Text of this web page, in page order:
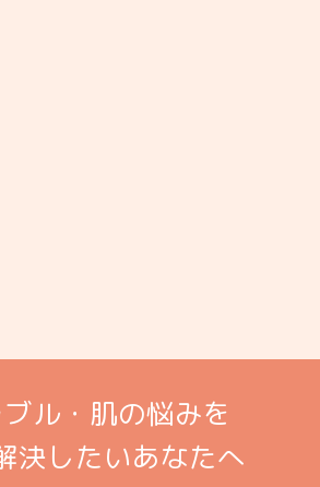
ル・肌の悩みを
決したいあなたへ